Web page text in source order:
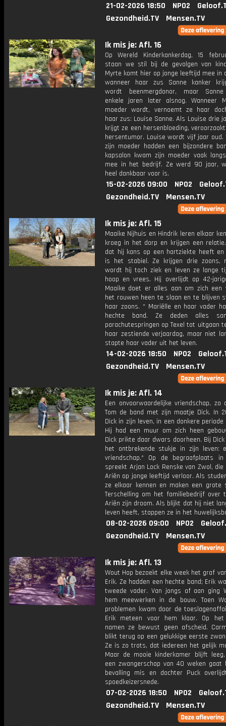
21-02-2026 18:50 NPO2
Gezondheid.TV
Mensen.TV
Ik mis je: Afl. 16
Op Wereld Kinderkankerdag, 15
staan we stil bij de gevolgen van
Myrte komt hier op jonge leeftijd mee in
wanneer haar zus Sanne kanker
wordt beenmergdonor, maar
enkele jaren later alsnog. Wanneer
moeder wordt, vernoemt ze haar
haar zus: Louise Sanne. Als Louise drie
krijgt ze een hersenbloeding,
hersentumor. Louise wordt vijf jaar oud.
zijn moeder hadden een bijzondere
kapsalon kwam zijn moeder vaak
mee in het bedrijf. Ze werd 90 jaar,
heel dankbaar voor is.
15-02-2026 09:00 NPO2
Gezondheid.TV
Mensen.TV
Ik mis je: Afl. 15
Maaike Nijhuis en Hindrik leren elkaar
kroeg in het dorp en krijgen een
dat hij kans op een hartziekte heeft en
is het stabiel. Ze krijgen drie zoons,
wordt hij toch ziek en leven ze lange
hoop en vrees. Hij overlijdt op 42-
Maaike doet er alles aan om zich een
het rouwen heen te slaan en te blijven
haar zoons. * Mariëlle en haar vader
hechte band. Ze deden alles
parachutespringen op Texel tot uitgaan
haar zestiende verjaardag, maar niet
stapte haar vader uit het leven.
14-02-2026 18:50 NPO2
Gezondheid.TV
Mensen.TV
Ik mis je: Afl. 14
Een onvoorwaardelijke vriendschap, zo
Tom de band met zijn maatje Dick. In
Dick in zijn leven, in een donkere periode
Hij had een muur om zich heen
Dick prikte daar dwars doorheen. Bij Dick
het ontbrekende stukje in zijn leven:
vriendschap.* Op de begraafplaats in
spreekt Arjan Lock Renske van Zwol,
Ariën op jonge leeftijd verloor. Als
ze elkaar kennen en maken een grote
Terschelling om het familiebedrijf over
Ariën zijn droom. Als blijkt dat hij niet
leven heeft, stappen ze in het
08-02-2026 09:00 NPO2
Gezondheid.TV
Mensen.TV
Ik mis je: Afl. 13
Wout Hop bezoekt elke week het graf
Erik. Ze hadden een hechte band; Erik
tweede vader. Van jongs af aan ging
hem meewerken in de bouw. Toen
problemen kwam door de
Erik meteen voor hem klaar. Op
namen ze bewust geen afscheid.
blikt terug op een gelukkige eerste
Ze is zo trots, dat iedereen het gelijk
Maar de mooie kinderkamer blijft
een zwangerschap van 40 weken gaat
bevalling mis en dochter Puck
spoedkeizersnede.
07-02-2026 18:50 NPO2
Gezondheid.TV
Mensen.TV